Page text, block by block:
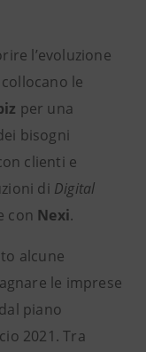
l’evoluzione
le
per una
bisogni
clienti e
di Digital
con Nexi.
alcune
le imprese
piano
2021. Tra